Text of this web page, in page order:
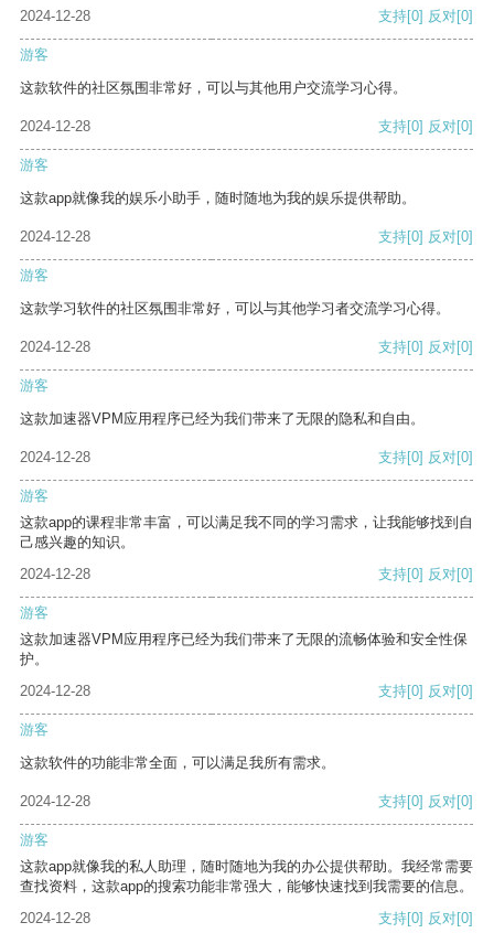
2024-12-28
支持[0] 反对[0]
游客
这款软件的社区氛围非常好，可以与其他用户交流学习心得。
2024-12-28 支持[0] 反对[0]
游客
这款app就像我的娱乐小助手，随时随地为我的娱乐提供帮助。
2024-12-28 支持[0] 反对[0]
游客
这款学习软件的社区氛围非常好，可以与其他学习者交流学习心得。
2024-12-28 支持[0] 反对[0]
游客
这款加速器VPM应用程序已经为我们带来了无限的隐私和自由。
2024-12-28 支持[0] 反对[0]
游客
这款app的课程非常丰富，可以满足我不同的学习需求，让我能够找到自
己感兴趣的知识。
2024-12-28
支持[0] 反对[0]
游客
这款加速器VPM应用程序已经为我们带来了无限的流畅体验和安全性保
护。
2024-12-28
支持[0] 反对[0]
游客
这款软件的功能非常全面，可以满足我所有需求。
2024-12-28 支持[0] 反对[0]
游客
这款app就像我的私人助理，随时随地为我的办公提供帮助。我经常需要
查找资料，这款app的搜索功能非常强大，能够快速找到我需要的信息。
2024-12-28
支持[0] 反对[0]